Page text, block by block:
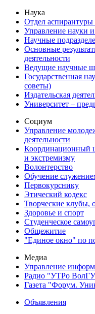
Наука
Отдел
Управление науки
Научные
Основные
деятельности
Ведущие научные
Государственная
советы)
Издательская
Университет –
Социум
Управление
деятельности
Координационный
и экстремизму
Волонтерство
Обучение
Первокурснику
Этический кодекс
Творческие клубы,
Здоровье и спорт
Студенческое
Общежитие
"Единое окно" по
Медиа
Управление
Радио "УТРо
Газета "Форум.
Объявления